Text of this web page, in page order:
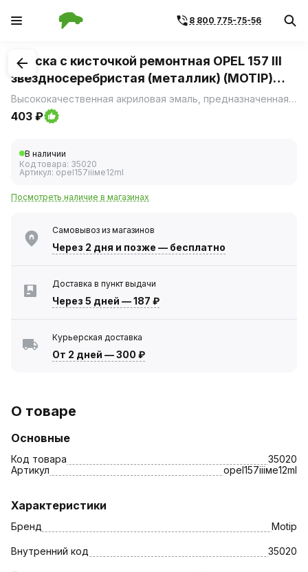
8 800 775-75-56
1/1
Краска с кисточкой ремонтная OPEL 157 III
звездносеребристая (металлик) (MOTIP)
12мл
Высококачественная акриловая эмаль, предназначенная для ремонта сколов и царапин на лакокрасочном покрытии автомобиля.
403 ₽
В наличии
Код товара: 35020
Артикул: opel157iiiме12ml
Посмотреть наличие в магазинах
Самовывоз из магазинов
Через 2 дня и позже — бесплатно
Доставка в пункт выдачи
Через 5 дней —187 ₽
Курьерская доставка
От 2 дней —300 ₽
О товаре
Основные
Код товара
35020
Артикул
opel157iiiме12ml
Характеристики
Бренд Motip
Внутренний код 35020